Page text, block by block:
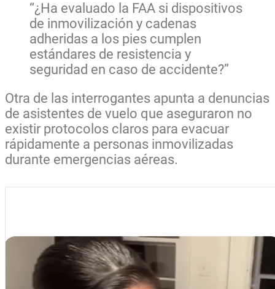
“¿Ha evaluado la FAA si dispositivos
de inmovilización y cadenas
adheridas a los pies cumplen
estándares de resistencia y
seguridad en caso de accidente?”
Otra de las interrogantes apunta a denuncias
de asistentes de vuelo que aseguraron no
existir protocolos claros para evacuar
rápidamente a personas inmovilizadas
durante emergencias aéreas.